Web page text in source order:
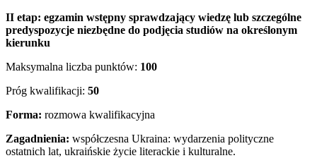
II etap: egzamin wstępny sprawdzający wiedzę lub szczególne
predyspozycje niezbędne do podjęcia studiów na określonym
kierunku
Maksymalna liczba punktów: 100
Próg kwalifikacji: 50
Forma: rozmowa kwalifikacyjna
Zagadnienia: współczesna Ukraina: wydarzenia polityczne
ostatnich lat, ukraińskie życie literackie i kulturalne.